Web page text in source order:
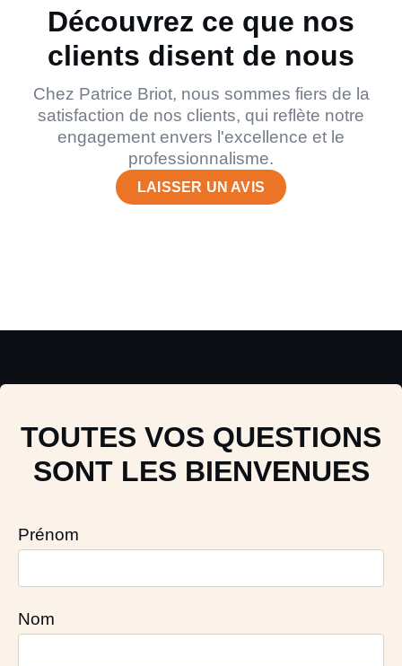
Découvrez ce que nos
clients disent de nous
Chez Patrice Briot, nous sommes fiers de la
satisfaction de nos clients, qui reflète notre
engagement envers l'excellence et le
professionnalisme.
LAISSER UN AVIS
TOUTES VOS QUESTIONS
SONT LES BIENVENUES
Prénom
Nom